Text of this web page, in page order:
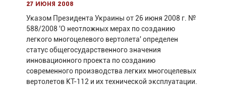
27 июня 2008
Указом Президента Украины от 26 июня 2008 г. №
588/2008 'О неотложных мерах по созданию
легкого многоцелевого вертолета' определен
статус общегосударственного значения
инновационного проекта по созданию
современного производства легких многоцелевых
вертолетов КТ-112 и их технической эксплуатации.